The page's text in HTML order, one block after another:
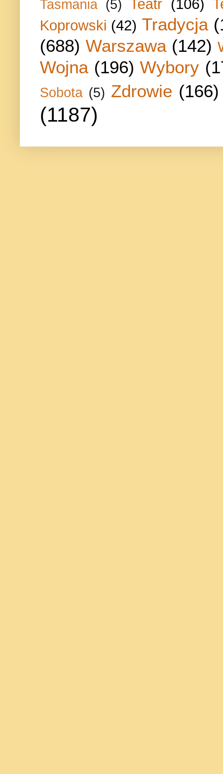
Tasmania (5) Teatr (106)
Koprowski (42) Tradycja
(688) Warszawa (142)
Wojna (196) Wybory
Sobota (5) Zdrowie (166)
(1187)